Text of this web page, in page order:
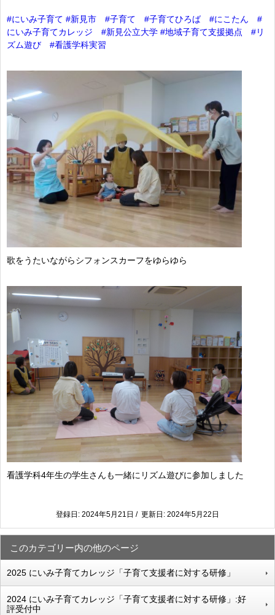
#にいみ子育て #新見市 #子育て #子育てひろば #にこたん
#
にいみ子育てカレッジ
#新見公立大学 #地域子育て支援拠点
#リ
ズム遊び
#看護学科実習
歌をうたいながらシフォンスカーフをゆらゆら
看護学科4年生の学生さんも一緒にリズム遊びに参加しました
登録日: 2024年5月21日 / 更新日: 2024年5月22日
このカテゴリー内の他のページ
2025 にいみ子育てカレッジ「子育て支援者に対する研修」
2024 にいみ子育てカレッジ「子育て支援者に対する研修」:好
評受付中